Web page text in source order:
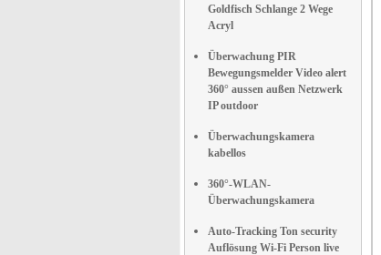
Goldfisch Schlange 2 Wege
Acryl
Überwachung PIR
Bewegungsmelder Video alert
360° aussen außen Netzwerk
IP outdoor
Überwachungskamera
kabellos
360°-WLAN-
Überwachungskamera
Auto-Tracking Ton security
Auflösung Wi-Fi Person live